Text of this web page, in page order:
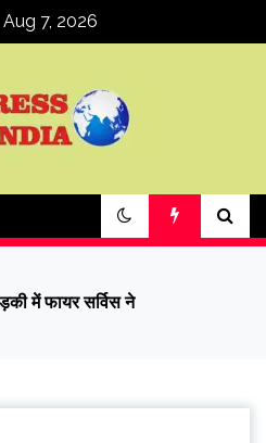
Aug 7, 2026
में फायर सर्विस ने